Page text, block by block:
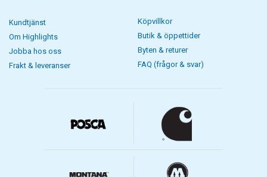
Kundtjänst
Om Highlights
Jobba hos oss
Frakt & leveranser
Köpvillkor
Butik & öppettider
Byten & returer
FAQ (frågor & svar)